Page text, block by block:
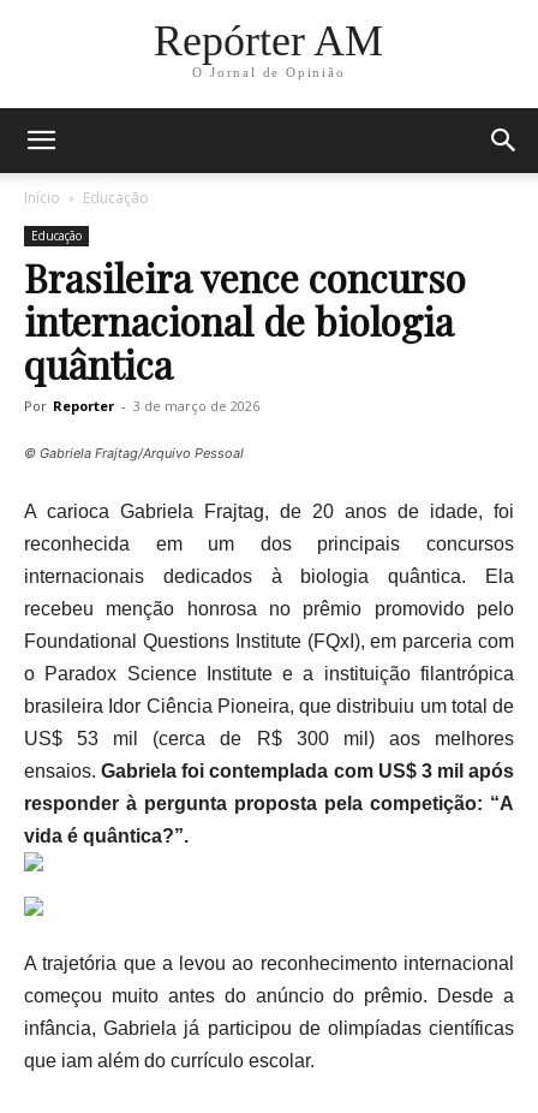
Repórter AM
O Jornal de Opinião
Início Educação
Educação
Brasileira vence concurso
internacional de biologia
quântica
Por Reporter - 3 de março de 2026
© Gabriela Frajtag/Arquivo Pessoal
A carioca Gabriela Frajtag, de 20 anos de idade, foi
reconhecida em um dos principais concursos
internacionais dedicados à biologia quântica. Ela
recebeu menção honrosa no prêmio promovido pelo
Foundational Questions Institute (FQxI), em parceria com
o Paradox Science Institute e a instituição filantrópica
brasileira Idor Ciência Pioneira, que distribuiu um total de
US$ 53 mil (cerca de R$ 300 mil) aos melhores
ensaios.Gabriela foi contemplada com US$ 3 mil após
responder à pergunta proposta pela competição: “A
vida é quântica?”.
A trajetória que a levou ao reconhecimento internacional
começou muito antes do anúncio do prêmio. Desde a
infância, Gabriela já participou de olimpíadas científicas
que iam além do currículo escolar.